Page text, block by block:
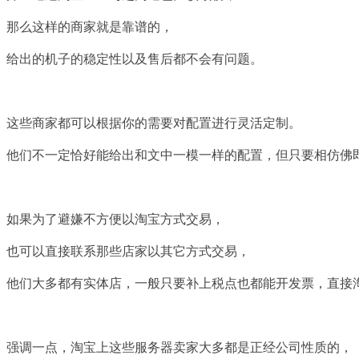
那么这样的商家就是靠谱的，
给出的机子的稳定性以及售后都不会有问题。
这些商家都可以根据你的需要对配置进行灵活定制。
他们不一定恰好能给出和文中一模一样的配置，但只要相仿佛
如果为了避嫌不方便以淘宝方式交易，
也可以直接联系那些店家以其它方式交易，
他们大多都有实体店，一般只要补上税点也都能开发票，直接
强调一点，淘宝上这些服务器卖家大多都是正经公司性质的，